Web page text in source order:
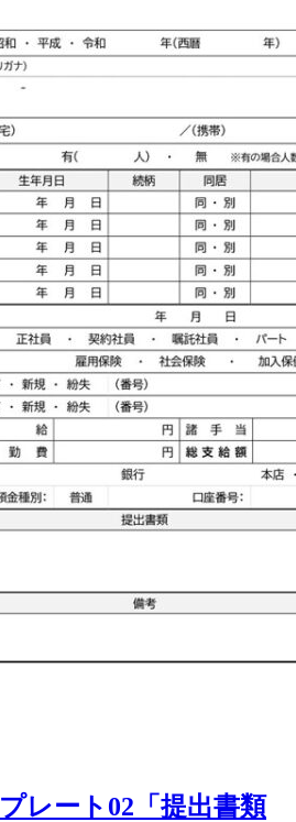
レート02「提出書類